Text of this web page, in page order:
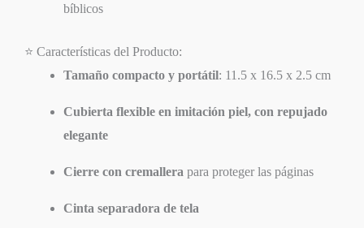
bíblicos
⭐ Características del Producto:
Tamaño compacto y portátil: 11.5 x 16.5 x 2.5 cm
Cubierta flexible en imitación piel, con repujado
elegante
Cierre con cremallera para proteger las páginas
Cinta separadora de tela